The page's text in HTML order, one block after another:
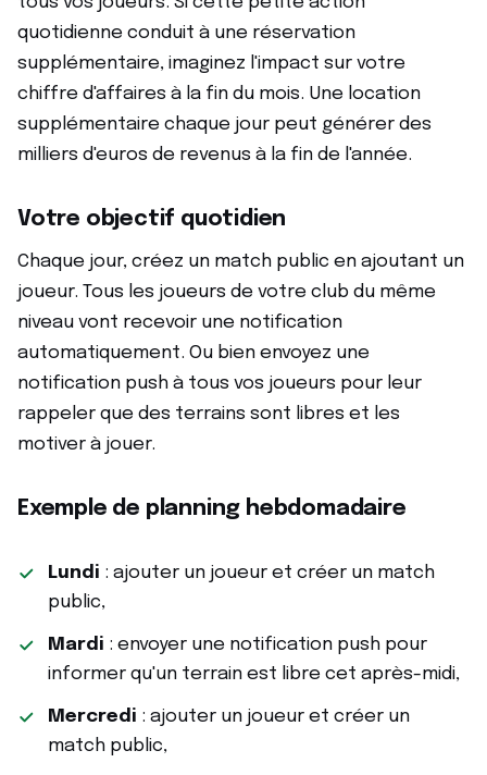
quotidienne conduit à une réservation
supplémentaire, imaginez l'impact sur votre
chiffre d'affaires à la fin du mois. Une location
supplémentaire chaque jour peut générer des
milliers d'euros de revenus à la fin de l'année.
Votre objectif quotidien
Chaque jour, créez un match public en ajoutant un
joueur. Tous les joueurs de votre club du même
niveau vont recevoir une notification
automatiquement. Ou bien envoyez une
notification push à tous vos joueurs pour leur
rappeler que des terrains sont libres et les
motiver à jouer.
Exemple de planning hebdomadaire
Lundi : ajouter un joueur et créer un match
public,
Mardi : envoyer une notification push pour
informer qu'un terrain est libre cet après-midi,
Mercredi : ajouter un joueur et créer un
match public,